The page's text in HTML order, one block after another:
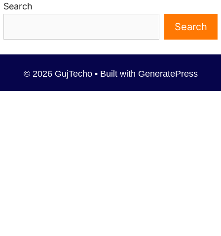
Search
Search
© 2026 GujTecho• Built with GeneratePress